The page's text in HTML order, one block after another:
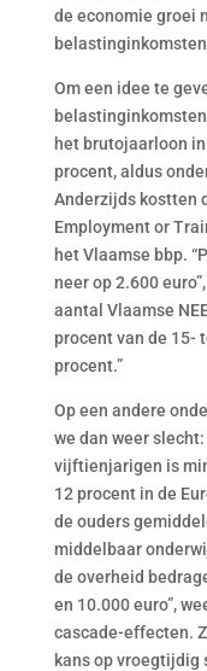
de economie groei
Om een idee te
het brutojaarloon
procent, aldus
Anderzijds kostten
Employment or
het Vlaamse bbp.
neer op 2.600
aantal Vlaamse
procent van de 15-
procent.”
Op een andere
we dan weer
vijftienjarigen is
12 procent in de
de ouders
middelbaar
de overheid
en 10.000 euro”,
cascade-effecten.
kans op vroegtijdig